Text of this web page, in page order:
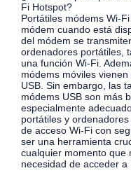
Fi Hotspot?
Portátiles módems Wi-
módem cuando está
del módem se
ordenadores portátiles,
una función Wi-Fi.
módems móviles
USB. Sin embargo, las
módems USB son más
especialmente
portátiles y
de acceso Wi-Fi con
ser una herramienta
cualquier momento que
necesidad de acceder a